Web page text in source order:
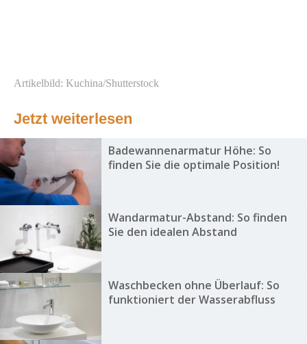
Artikelbild: Kuchina/Shutterstock
Jetzt weiterlesen
Badewannenarmatur Höhe: So
finden Sie die optimale Position!
Wandarmatur-Abstand: So finden
Sie den idealen Abstand
Waschbecken ohne Überlauf: So
funktioniert der Wasserabfluss